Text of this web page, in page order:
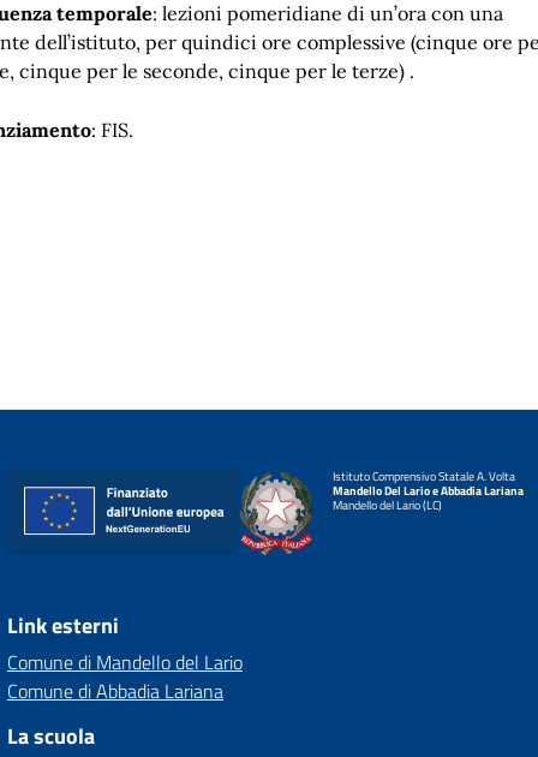
temporale: lezioni pomeridiane di un’ora con una
dell’istituto, per quindici ore complessive (cinque ore
cinque per le seconde, cinque per le terze) .
: FIS.
Istituto Comprensivo Statale A. Volta
Mandello Del Lario e Abbadia Lariana
Mandello del Lario (LC)
Link esterni
Comune di Mandello del Lario
Comune di Abbadia Lariana
La scuola